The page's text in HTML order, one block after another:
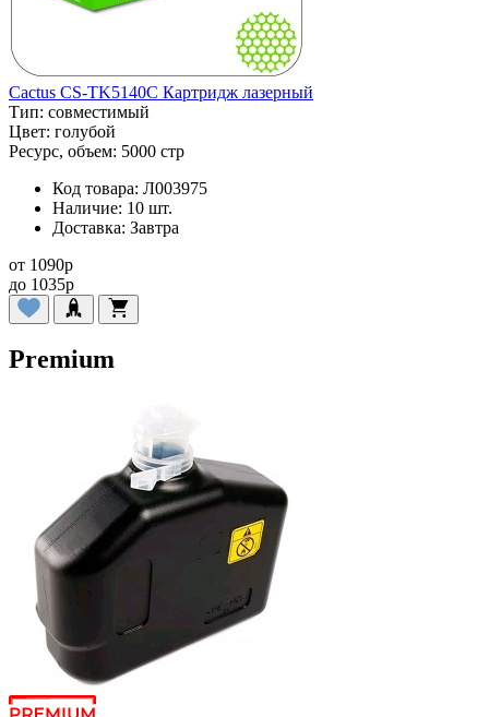
Cactus CS-TK5140C Картридж лазерный
Тип: совместимый
Цвет: голубой
Ресурс, объем: 5000 стр
Код товара: Л003975
Наличие: 10 шт.
Доставка: Завтра
от 1090p
до 1035p
Premium